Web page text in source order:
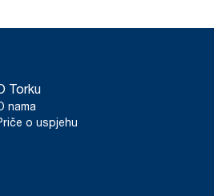
Torku
nama
o uspjehu